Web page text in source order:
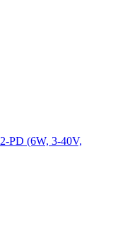
PD (6W, 3-40V,